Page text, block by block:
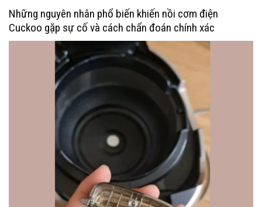
Những nguyên nhân phổ biến khiến nồi cơm điện
Cuckoo gặp sự cố và cách chẩn đoán chính xác